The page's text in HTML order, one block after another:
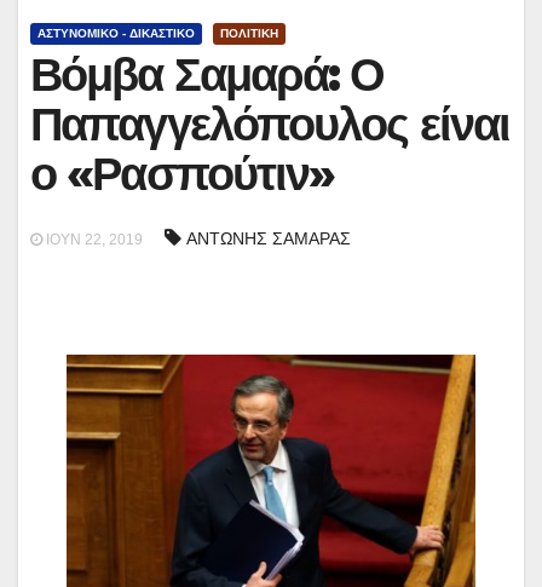
ΑΣΤΥΝΟΜΙΚΟ - ΔΙΚΑΣΤΙΚΟ ΠΟΛΙΤΙΚΗ
Βόμβα Σαμαρά: Ο
Παπαγγελόπουλος είναι
ο «Ρασπούτιν»
ΙΟΎΝ 22, 2019 ΑΝΤΩΝΗΣ ΣΑΜΑΡΑΣ